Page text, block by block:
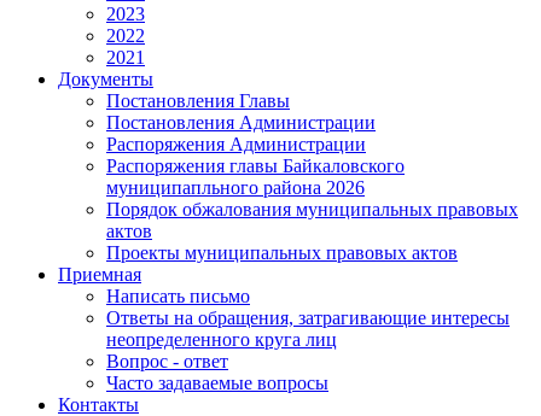
2023
2022
2021
Документы
Постановления Главы
Постановления Администрации
Распоряжения Администрации
Распоряжения главы Байкаловского
муниципапльного района 2026
Порядок обжалования муниципальных правовых
актов
Проекты муниципальных правовых актов
Приемная
Написать письмо
Ответы на обращения, затрагивающие интересы
неопределенного круга лиц
Вопрос - ответ
Часто задаваемые вопросы
Контакты